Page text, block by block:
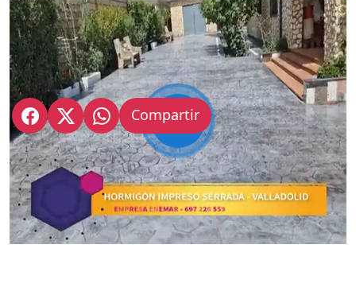
Compartir